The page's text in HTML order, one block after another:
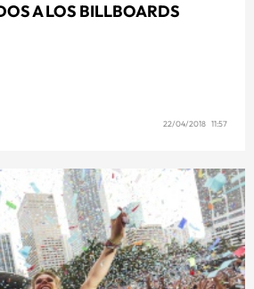
A LOS BILLBOARDS
22/04/2018 11:57